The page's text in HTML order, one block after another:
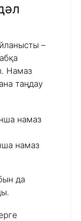
–
Намаз
таңдау
намаз
намаз
да